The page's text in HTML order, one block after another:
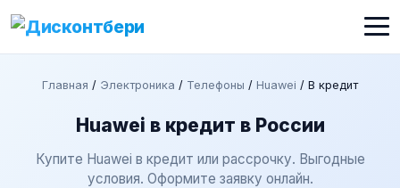
Главная / Электроника / Телефоны / Huawei / В кредит
Huawei в кредит в России
Купите Huawei в кредит или рассрочку. Выгодные
условия. Оформите заявку онлайн.